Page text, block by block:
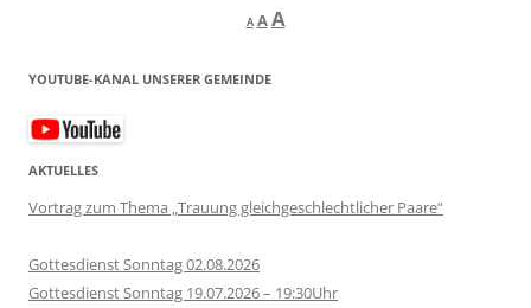
Afont
A Reset
size.
AIncrease
YOUTUBE-KANAL UNSERER GEMEINDE
AKTUELLES
Vortrag zum Thema „Trauung gleichgeschlechtlicher Paare“
Gottesdienst Sonntag 02.08.2026
Gottesdienst Sonntag 19.07.2026 – 19:30Uhr